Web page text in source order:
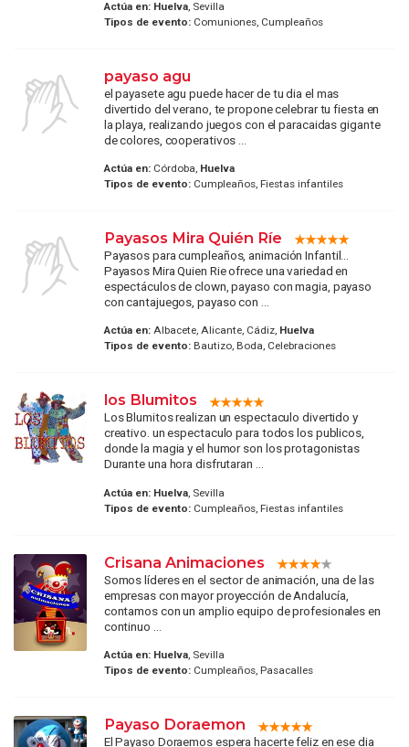
Actúa en: Huelva, Sevilla
Tipos de evento:Comuniones, Cumpleaños
payaso agu
el payasete agu puede hacer de tu dia el mas
divertido del verano, te propone celebrar tu fiesta en
la playa, realizando juegos con el paracaidas gigante
de colores, cooperativos ...
Actúa en:Córdoba, Huelva
Tipos de evento:Cumpleaños, Fiestas infantiles
Payasos Mira Quién Ríe
Payasos para cumpleaños, animación Infantil...
Payasos Mira Quien Rie ofrece una variedad en
espectáculos de clown, payaso con magia, payaso
con cantajuegos, payaso con ...
Actúa en:Albacete, Alicante, Cádiz, Huelva
Tipos de evento:Bautizo, Boda, Celebraciones
los Blumitos
Los Blumitos realizan un espectaculo divertido y
creativo. un espectaculo para todos los publicos,
donde la magia y el humor son los protagonistas
Durante una hora disfrutaran ...
Actúa en: Huelva, Sevilla
Tipos de evento:Cumpleaños, Fiestas infantiles
Crisana Animaciones
Somos líderes en el sector de animación, una de las
empresas con mayor proyección de Andalucía,
contamos con un amplio equipo de profesionales en
continuo ...
Actúa en: Huelva, Sevilla
Tipos de evento:Cumpleaños, Pasacalles
Payaso Doraemon
El Payaso Doraemos espera hacerte feliz en ese dia